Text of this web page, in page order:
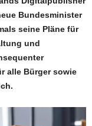
Bundesminister
seine Pläne für
und
alle Bürger sowie